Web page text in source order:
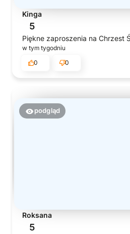
Kinga
5
Piękne zaproszenia na Chrzest
w tym tygodniu
0
0
podgląd
Roksana
5